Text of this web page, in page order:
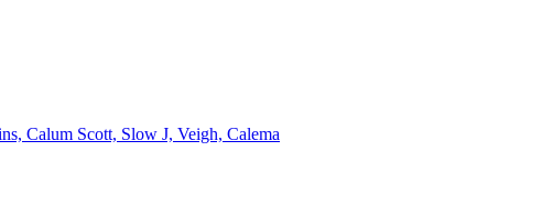
Calum Scott, Slow J, Veigh, Calema